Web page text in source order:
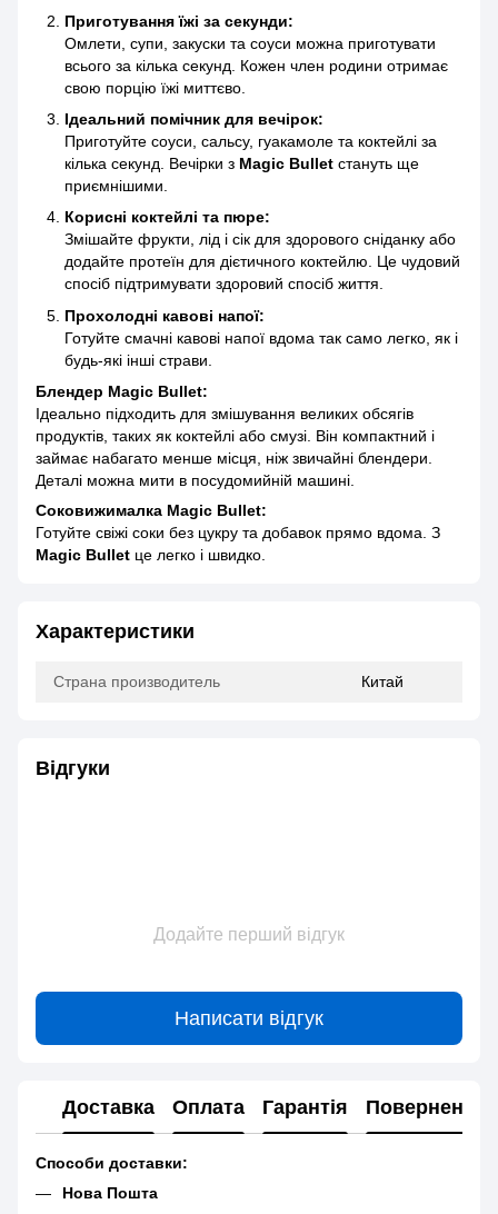
Приготування їжі за секунди:
Омлети, супи, закуски та соуси можна приготувати
всього за кілька секунд. Кожен член родини отримає
свою порцію їжі миттєво.
Ідеальний помічник для вечірок:
Приготуйте соуси, сальсу, гуакамоле та коктейлі за
кілька секунд. Вечірки з Magic Bullet стануть ще
приємнішими.
Корисні коктейлі та пюре:
Змішайте фрукти, лід і сік для здорового сніданку або
додайте протеїн для дієтичного коктейлю. Це чудовий
спосіб підтримувати здоровий спосіб життя.
Прохолодні кавові напої:
Готуйте смачні кавові напої вдома так само легко, як і
будь-які інші страви.
Блендер Magic Bullet:
Ідеально підходить для змішування великих обсягів
продуктів, таких як коктейлі або смузі. Він компактний і
займає набагато менше місця, ніж звичайні блендери.
Деталі можна мити в посудомийній машині.
Соковижималка Magic Bullet:
Готуйте свіжі соки без цукру та добавок прямо вдома. З
Magic Bullet це легко і швидко.
Характеристики
Страна производитель Китай
Відгуки
Додайте перший відгук
Написати відгук
Доставка Оплата Гарантія Повернення
Способи доставки:
Нова Пошта